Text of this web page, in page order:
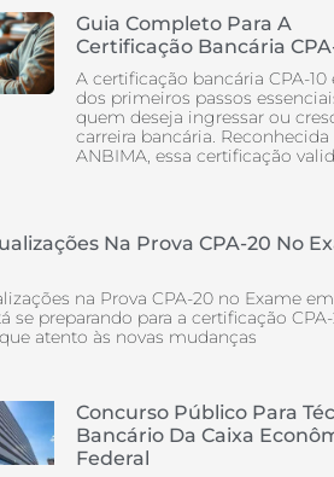
Guia Completo Para A
Certificação Bancária
A certificação bancária CPA-10
dos primeiros passos
quem deseja ingressar ou
carreira bancária. Reconhecida
ANBIMA, essa certificação
Na Prova CPA-20 No
na Prova CPA-20 no Exame
se preparando para a certificação
atento às novas mudanças
Concurso Público Para
Bancário Da Caixa
Federal